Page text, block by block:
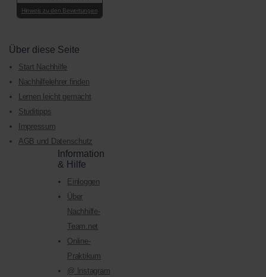
Hinweis zu den Bewertungen
Über diese Seite
Start Nachhilfe
Nachhilfelehrer finden
Lernen leicht gemacht
Studitipps
Impressum
AGB und Datenschutz
Information
& Hilfe
Einloggen
Über
Nachhilfe-
Team.net
Online-
Praktikum
@ Instagram